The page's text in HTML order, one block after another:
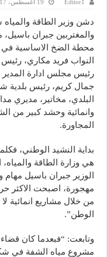
Editor1 19 أغسطس، 2017
دشن وزير الطاقة والمياه
والمغتربين جبران
محطة الضخ الاساسية
النواب فريد مكاري، رئيس
رئيس مجلس ادارة المدير
جمال كريم، رئيس بلدية
البلدي، مخاتير، مديري
وانمائية وحشد كبير من
المجاورة.
بداية النشيد الوطني،
الوزير جبران باسيل مهام
مهجورة، اصبحت الاكثر
من خلال مشاريع انمائية
الوطن”.
وتابعت: “فبعدما كان قضاء
مشروع مياه الشفة في